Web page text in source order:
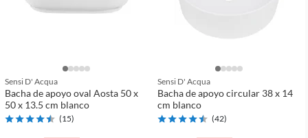
Sensi D' Acqua
Bacha de apoyo oval Aosta 50 x
50 x 13.5 cm blanco
(15)
Sensi D' Acqua
Bacha de apoyo circular 38 x 14
cm blanco
(42)